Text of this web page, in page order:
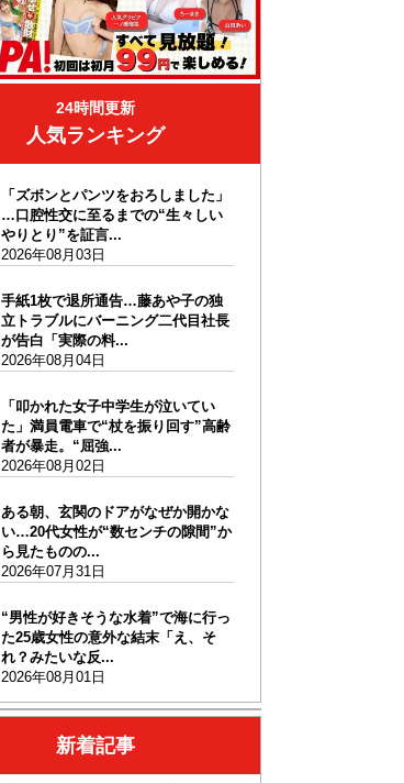
24時間更新
人気ランキング
「ズボンとパンツをおろしました」
…口腔性交に至るまでの“生々しい
やりとり”を証言...
2026年08月03日
手紙1枚で退所通告…藤あや子の独
立トラブルにバーニング二代目社長
が告白「実際の料...
2026年08月04日
「叩かれた女子中学生が泣いてい
た」満員電車で“杖を振り回す”高齢
者が暴走。“屈強...
2026年08月02日
ある朝、玄関のドアがなぜか開かな
い…20代女性が“数センチの隙間”か
ら見たものの...
2026年07月31日
“男性が好きそうな水着”で海に行っ
た25歳女性の意外な結末「え、そ
れ？みたいな反...
2026年08月01日
新着記事